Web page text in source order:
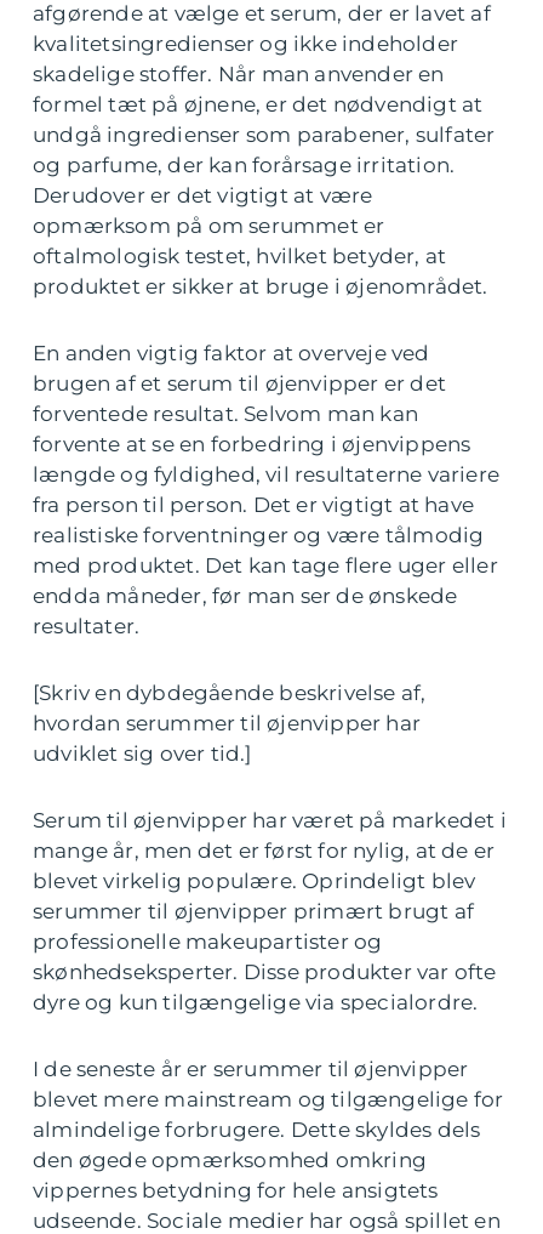
afgørende at vælge et serum, der er lavet af
kvalitetsingredienser og ikke indeholder
skadelige stoffer. Når man anvender en
formel tæt på øjnene, er det nødvendigt at
undgå ingredienser som parabener, sulfater
og parfume, der kan forårsage irritation.
Derudover er det vigtigt at være
opmærksom på om serummet er
oftalmologisk testet, hvilket betyder, at
produktet er sikker at bruge i øjenområdet.
En anden vigtig faktor at overveje ved
brugen af et serum til øjenvipper er det
forventede resultat. Selvom man kan
forvente at se en forbedring i øjenvippens
længde og fyldighed, vil resultaterne variere
fra person til person. Det er vigtigt at have
realistiske forventninger og være tålmodig
med produktet. Det kan tage flere uger eller
endda måneder, før man ser de ønskede
resultater.
[Skriv en dybdegående beskrivelse af,
hvordan serummer til øjenvipper har
udviklet sig over tid.]
Serum til øjenvipper har været på markedet i
mange år, men det er først for nylig, at de er
blevet virkelig populære. Oprindeligt blev
serummer til øjenvipper primært brugt af
professionelle makeupartister og
skønhedseksperter. Disse produkter var ofte
dyre og kun tilgængelige via specialordre.
I de seneste år er serummer til øjenvipper
blevet mere mainstream og tilgængelige for
almindelige forbrugere. Dette skyldes dels
den øgede opmærksomhed omkring
vippernes betydning for hele ansigtets
udseende. Sociale medier har også spillet en